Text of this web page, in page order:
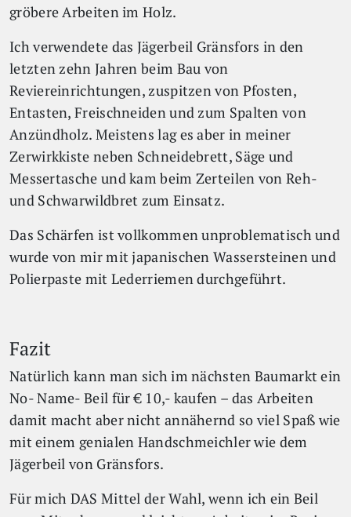
gröbere Arbeiten im Holz.
Ich verwendete das Jägerbeil Gränsfors in den
letzten zehn Jahren beim Bau von
Reviereinrichtungen, zuspitzen von Pfosten,
Entasten, Freischneiden und zum Spalten von
Anzündholz. Meistens lag es aber in meiner
Zerwirkkiste neben Schneidebrett, Säge und
Messertasche und kam beim Zerteilen von Reh-
und Schwarwildbret zum Einsatz.
Das Schärfen ist vollkommen unproblematisch und
wurde von mir mit japanischen Wassersteinen und
Polierpaste mit Lederriemen durchgeführt.
Fazit
Natürlich kann man sich im nächsten Baumarkt ein
No- Name- Beil für € 10,- kaufen – das Arbeiten
damit macht aber nicht annähernd so viel Spaß wie
mit einem genialen Handschmeichler wie dem
Jägerbeil von Gränsfors.
Für mich DAS Mittel der Wahl, wenn ich ein Beil